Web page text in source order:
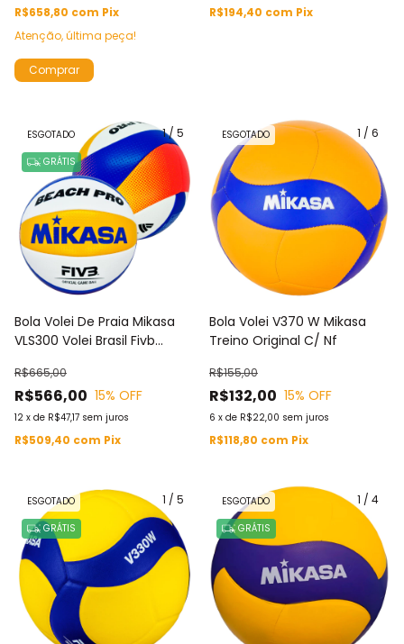
R$658,80 com Pix
Atenção, última peça!
R$194,40 com Pix
1/ 5
ESGOTADO
GRÁTIS
Bola Volei De Praia Mikasa
VLS300 Volei Brasil Fivb
R$566,00
R$665,00
15% OFF
12 x de R$47,17 sem juros
R$509,40 com Pix
1 / 6
ESGOTADO
Bola Volei V370 W Mikasa
Treino Original C/ Nf
R$132,00
R$155,00
15% OFF
6 x de R$22,00 sem juros
R$118,80 com Pix
1 / 5
ESGOTADO
GRÁTIS
1 / 4
ESGOTADO
GRÁTIS